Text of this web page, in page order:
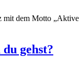
mit dem Motto „Aktive
gehst?